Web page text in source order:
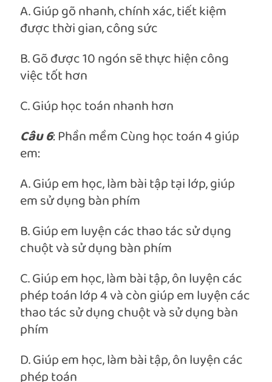
A. Giúp gõ nhanh, chính xác, tiết kiệm
được thời gian, công sức
B. Gõ được 10 ngón sẽ thực hiện công
việc tốt hơn
C. Giúp học toán nhanh hơn
Câu 6: Phần mềm Cùng học toán 4 giúp
em:
A. Giúp em học, làm bài tập tại lớp, giúp
em sử dụng bàn phím
B. Giúp em luyện các thao tác sử dụng
chuột và sử dụng bàn phím
C. Giúp em học, làm bài tập, ôn luyện các
phép toán lớp 4 và còn giúp em luyện các
thao tác sử dụng chuột và sử dụng bàn
phím
D. Giúp em học, làm bài tập, ôn luyện các